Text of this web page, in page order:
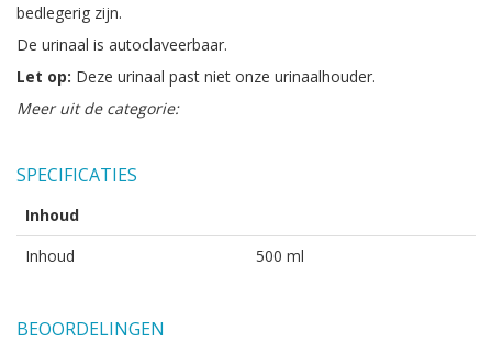
bedlegerig zijn.
De urinaal is autoclaveerbaar.
Let op: Deze urinaal past niet onze urinaalhouder.
Meer uit de categorie:
SPECIFICATIES
Inhoud
Inhoud
500 ml
BEOORDELINGEN